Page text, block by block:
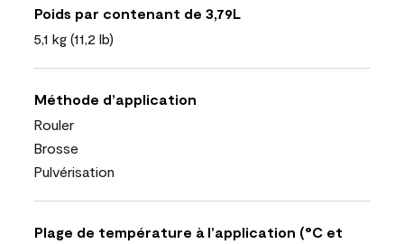
Poids par contenant de 3,79L
5,1 kg (11,2 lb)
Méthode d’application
Rouler
Brosse
Pulvérisation
Plage de température à l’application (°C et